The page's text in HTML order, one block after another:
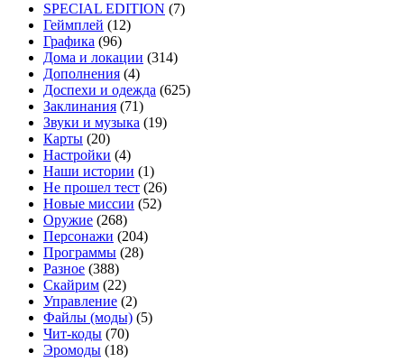
SPECIAL EDITION (7)
Геймплей (12)
Графика (96)
Дома и локации (314)
Дополнения (4)
Доспехи и одежда (625)
Заклинания (71)
Звуки и музыка (19)
Карты (20)
Настройки (4)
Наши истории (1)
Не прошел тест (26)
Новые миссии (52)
Оружие (268)
Персонажи (204)
Программы (28)
Разное (388)
Скайрим (22)
Управление (2)
Файлы (моды) (5)
Чит-коды (70)
Эромоды (18)